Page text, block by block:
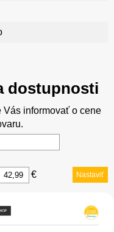
dostupnosti
Vás informovať o cene
€ Nastaviť